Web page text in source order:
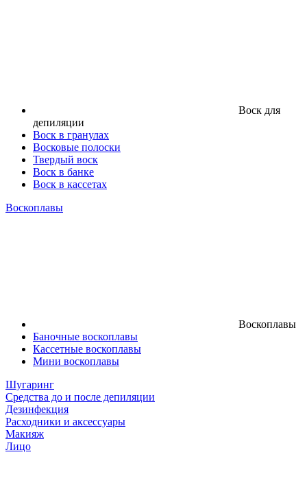
Воск для
депиляции
Воск в гранулах
Восковые полоски
Твердый воск
Воск в банке
Воск в кассетах
Воскоплавы
Воскоплавы
Баночные воскоплавы
Кассетные воскоплавы
Мини воскоплавы
Шугаринг
Средства до и после депиляции
Дезинфекция
Расходники и аксессуары
Макияж
Лицо